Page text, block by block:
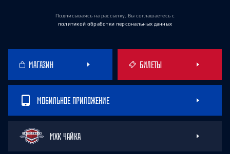
Подписываясь на рассылку, Вы соглашаетесь с
политикой обработки персональных данных
МАГАЗИН БИЛЕТЫ
МОБИЛЬНОЕ ПРИЛОЖЕНИЕ
МХК ЧАЙКА